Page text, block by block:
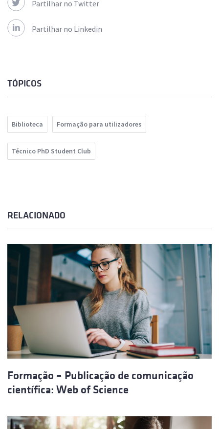
Partilhar no Twitter
Partilhar no Linkedin
TÓPICOS
Biblioteca Formação para utilizadores
Técnico PhD Student Club
RELACIONADO
Formação – Publicação de comunicação
científica: Web of Science